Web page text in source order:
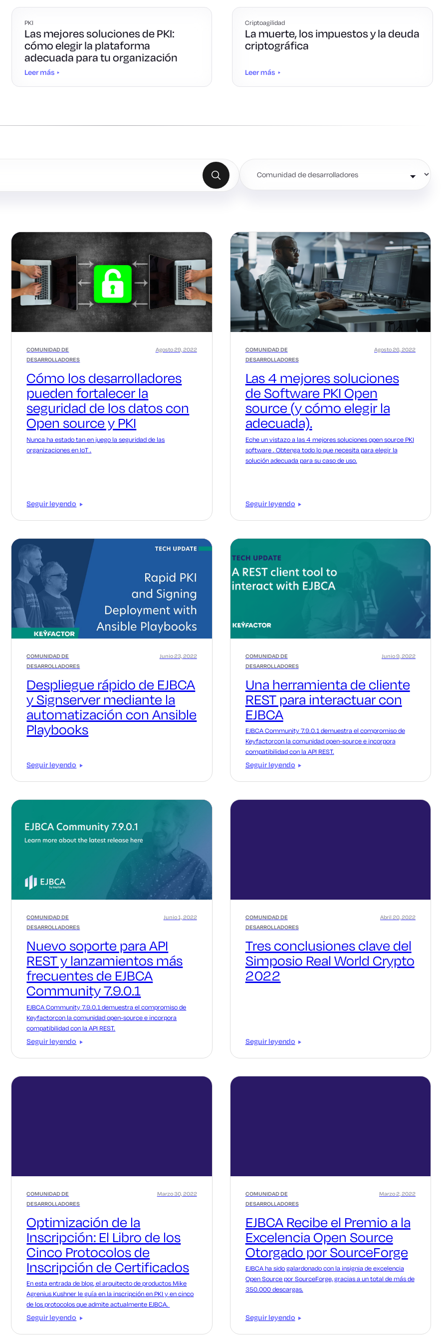
PKI
Las mejores soluciones de PKI:
cómo elegir la plataforma
adecuada para tu organización
Leer más
Criptoagilidad
La muerte, los impuestos y la deuda
criptográfica
Leer más
COMUNIDAD DE
DESARROLLADORES
Cómo los desarrolladores
pueden fortalecer la
seguridad de los datos con
Open source y PKI
Agosto 29, 2022
Nunca ha estado tan en juego la seguridad de las
organizaciones en IoT .
Seguir leyendo
COMUNIDAD DE
DESARROLLADORES
Las 4 mejores soluciones
de Software PKI Open
source (y cómo elegir la
adecuada).
Agosto 26, 2022
Eche un vistazo a las 4 mejores soluciones open source PKI
software . Obtenga todo lo que necesita para elegir la
solución adecuada para su caso de uso.
Seguir leyendo
COMUNIDAD DE
DESARROLLADORES
Despliegue rápido de EJBCA
y Signserver mediante la
automatización con Ansible
Playbooks
Junio 23, 2022
Seguir leyendo
COMUNIDAD DE
DESARROLLADORES
Una herramienta de cliente
REST para interactuar con
EJBCA
Junio 9, 2022
EJBCA Community 7.9.0.1 demuestra el compromiso de
Keyfactorcon la comunidad open-source e incorpora
compatibilidad con la API REST.
Seguir leyendo
COMUNIDAD DE
DESARROLLADORES
Nuevo soporte para API
REST y lanzamientos más
frecuentes de EJBCA
Community 7.9.0.1
Junio 1, 2022
EJBCA Community 7.9.0.1 demuestra el compromiso de
Keyfactorcon la comunidad open-source e incorpora
compatibilidad con la API REST.
Seguir leyendo
COMUNIDAD DE
DESARROLLADORES
Tres conclusiones clave del
Simposio Real World Crypto
2022
Abril 20, 2022
Seguir leyendo
COMUNIDAD DE
DESARROLLADORES
Optimización de la
Inscripción: El Libro de los
Cinco Protocolos de
Inscripción de Certificados
Marzo 30, 2022
En esta entrada de blog, el arquitecto de productos Mike
Agrenius Kushner le guía en la inscripción en PKI y en cinco
de los protocolos que admite actualmente EJBCA.
Seguir leyendo
COMUNIDAD DE
DESARROLLADORES
EJBCA Recibe el Premio a la
Excelencia Open Source
Otorgado por SourceForge
Marzo 2, 2022
EJBCA ha sido galardonado con la insignia de excelencia
Open Source por SourceForge, gracias a un total de más de
350.000 descargas.
Seguir leyendo